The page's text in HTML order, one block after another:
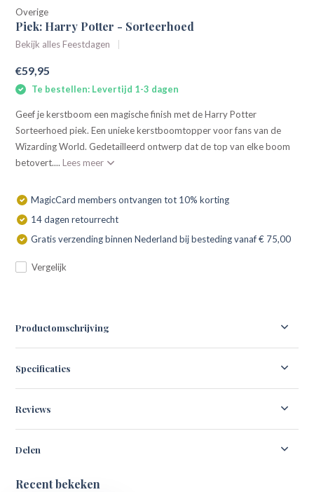
Overige
Piek: Harry Potter - Sorteerhoed
Bekijk alles Feestdagen
€59,95
Te bestellen: Levertijd 1-3 dagen
Geef je kerstboom een magische finish met de Harry Potter
Sorteerhoed piek. Een unieke kerstboomtopper voor fans van de
Wizarding World. Gedetailleerd ontwerp dat de top van elke boom
betovert.... Lees meer
MagicCard members ontvangen tot 10% korting
14 dagen retourrecht
Gratis verzending binnen Nederland bij besteding vanaf € 75,00
Vergelijk
Productomschrijving
Specificaties
Reviews
Delen
Recent bekeken